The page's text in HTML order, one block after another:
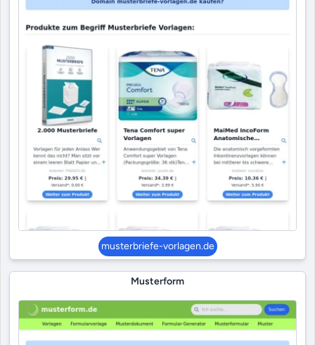
musterbriefe-vorlagen.de
Musterform